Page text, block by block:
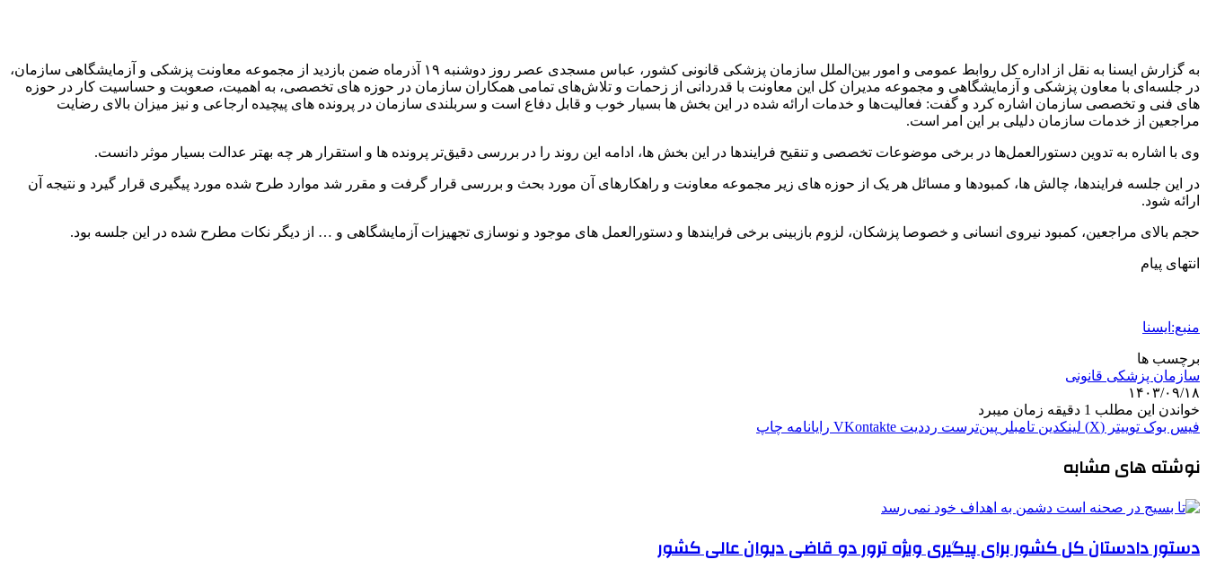
به گزارش ایسنا به نقل از اداره کل روابط عمومی و امور بین‌الملل سازمان پزشکی قانونی کشور، عباس مسجدی عصر روز دوشنبه ۱۹ آذرماه ضمن بازدید از مجموعه معاونت پزشکی و آزمایشگاهی سازمان،
در جلسه‌ای با معاون پزشکی و آزمایشگاهی و مجموعه مدیران کل این معاونت با قدردانی از زحمات و تلاش‌های تمامی همکاران سازمان در حوزه های تخصصی، به اهمیت، صعوبت و حساسیت کار در حوزه
های فنی و تخصصی سازمان اشاره کرد و گفت: فعالیت‌ها و خدمات ارائه شده در این بخش ها بسیار خوب و قابل دفاع است و سربلندی سازمان در پرونده های پیچیده ارجاعی و نیز میزان بالای رضایت
مراجعین از خدمات سازمان دلیلی بر این امر است.
وی با اشاره به تدوین دستورالعمل‌ها در برخی موضوعات تخصصی و تنقیح فرایندها در این بخش ها، ادامه این روند را در بررسی دقیق‌تر پرونده ها و استقرار هر چه بهتر عدالت بسیار موثر دانست.
در این جلسه فرایندها، چالش ها، کمبودها و مسائل هر یک از حوزه های زیر مجموعه معاونت و راهکارهای آن مورد بحث و بررسی قرار گرفت و مقرر شد موارد طرح شده مورد پیگیری قرار گیرد و نتیجه آن
ارائه شود.
حجم بالای مراجعین، کمبود نیروی انسانی و خصوصا پزشکان، لزوم بازبینی برخی فرایندها و دستورالعمل های موجود و نوسازی تجهیزات آزمایشگاهی و … از دیگر نکات مطرح شده در این جلسه بود.
انتهای پیام
منبع:ایسنا
برچسب ها
سازمان پزشکی قانونی
۱۴۰۳/۰۹/۱۸
خواندن این مطلب 1 دقیقه زمان میبرد
فیس بوک توییتر (X) لینکدین ‫تامبلر ‫پین‌ترست ‫رددیت ‫VKontakte رایانامه چاپ
نوشته های مشابه
دستور دادستان کل کشور برای پیگیری ویژه ترور دو قاضی دیوان عالی کشور